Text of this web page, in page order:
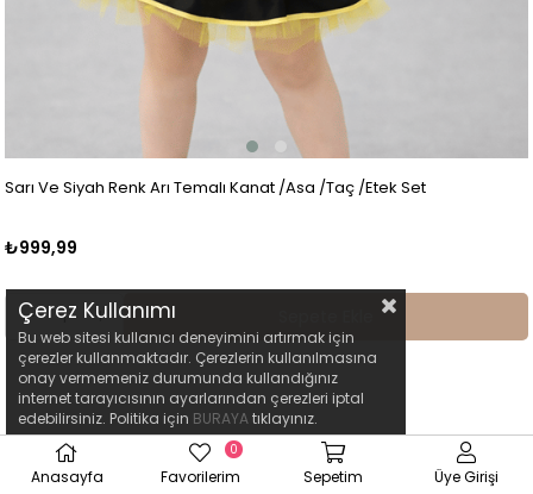
Sarı Ve Siyah Renk Arı Temalı Kanat /Asa /Taç /Etek Set
₺999,99
Çerez Kullanımı
Bu web sitesi kullanıcı deneyimini artırmak için
çerezler kullanmaktadır. Çerezlerin kullanılmasına
onay vermemeniz durumunda kullandığınız
internet tarayıcısının ayarlarından çerezleri iptal
edebilirsiniz. Politika için BURAYAtıklayınız.
Anasayfa Favorilerim
0
Sepetim Üye Girişi